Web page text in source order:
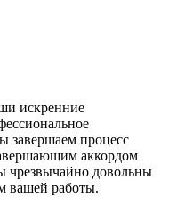
искренние
завершаем процесс
аккордом
чрезвычайно довольны
вашей работы.